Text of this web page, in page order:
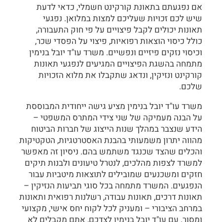
אם נפגעתם בתאונת קורקינט חשמלי, כדאי לדעת
שיש לכם זכויות שעליכם למצות במלואן. נפגעי
תאונות יכולים לקבל פיצויים על פי חוק התעבורה,
כולל כיסוי הוצאות רפואיות, פיצוי על הפסדי שכר,
וכיסוי נזקים פיזיים ונפשיים. משרד עו"ד יובל בנימין
מתמחה בהשגת הפיצויים המגיעים לנפגעי תאונות
קורקינט ונזיקין, ונדאג שתקבלו את מלוא הזכויות
שלכם.
משרד עו"ד יובל בנימין מציע גישה ייחודית המבוססת
על הבנה מעמיקה של שני צידי המתרס המשפטי –
הידע שנצבר במהלך שנות הייצוג של חברות הביטוח
מהווה יתרון משמעותי בהבנת האסטרטגיות, הטקטיקות
והכלים שהצד שכנגד משתמש בהם. ניסיון זה מאפשר
למשרד לצפות מהלכים, לנטרל טיעונים ולבנות תיקים
חזקים ומשכנעים שמובילים לתוצאות מיטביות עבור
הנפגעים. המשרד מתמחה בכל סוגי תביעות הנזיקין –
תאונות דרכים, תאונות עבודה, רשלנות רפואית ותאונות
במרחב הציבורי – ומעניק לכל לקוח יחס אישי, מקצועי